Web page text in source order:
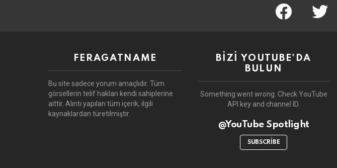
facebook twitter
FERAGATNAME
Bu site sadece yorum amaçlıdır. Tüm
görsellerin telif hakları kendi sahiplerine
aittir. Alıntı yapılan tüm içerik, ilgili
kaynaklardan türetilmiştir.
BİZİ YOUTUBE'DA
BULUN
Something went wrong. Check YouTube
API key and channel ID.
@YouTube Spotlight
SUBSCRIBE